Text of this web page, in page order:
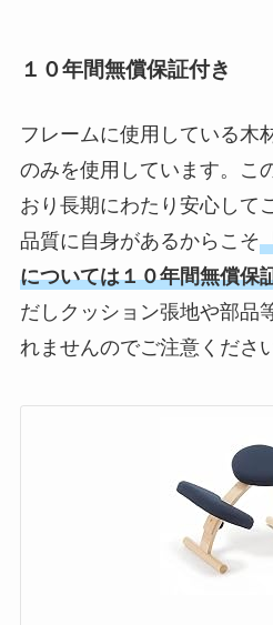
１０年間無償保証付き
フレームに使用している木
のみを使用しています。こ
おり長期にわたり安心して
品質に自身があるからこそ
については１０年間無償保
だしクッション張地や部品
れませんのでご注意くださ